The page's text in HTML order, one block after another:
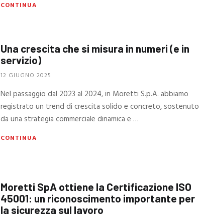
CONTINUA
Una crescita che si misura in numeri (e in
servizio)
12 GIUGNO 2025
Nel passaggio dal 2023 al 2024, in Moretti S.p.A. abbiamo
registrato un trend di crescita solido e concreto, sostenuto
da una strategia commerciale dinamica e …
CONTINUA
Moretti SpA ottiene la Certificazione ISO
45001: un riconoscimento importante per
la sicurezza sul lavoro